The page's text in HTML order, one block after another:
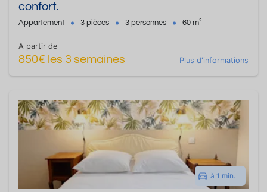
confort.
Appartement 3 pièces 3 personnes 60 m²
A partir de
850€ les 3 semaines Plus d'informations
à 1 min.